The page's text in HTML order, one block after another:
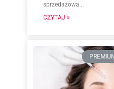
sprzedażowa...
CZYTAJ »